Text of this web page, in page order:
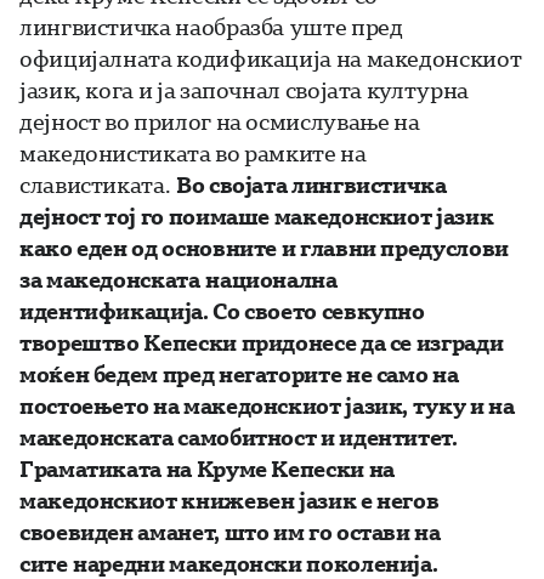
лингвистичка наобразба уште пред
официјалната кодификација на македонскиот
јазик, кога и ја започнал својата културна
дејност во прилог на осмислување на
македонистиката во рамките на
славистиката. Во својата лингвистичка
дејност тој го поимаше македонскиот јазик
како еден од основните и главни предуслови
за македонската национална
идентификација. Со своето севкупно
творештво Кепески придонесе да се изгради
моќен бедем пред негаторите не само на
постоењето на македонскиот јазик, туку и на
македонската самобитност и идентитет.
Граматиката на Круме Кепески на
македонскиот книжевен јазик е негов
своевиден аманет, што им го остави на
сите наредни македонски поколенија.